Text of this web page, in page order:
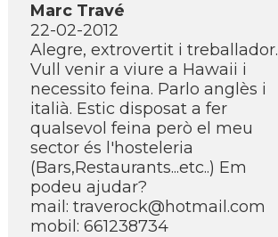
Marc Travé
22-02-2012
Alegre, extrovertit i treballador.
Vull venir a viure a Hawaii i
necessito feina. Parlo anglès i
italià. Estic disposat a fer
qualsevol feina però el meu
sector és l'hosteleria
(Bars,Restaurants...etc..) Em
podeu ajudar?
mail: traverock@hotmail.com
mobil: 661238734